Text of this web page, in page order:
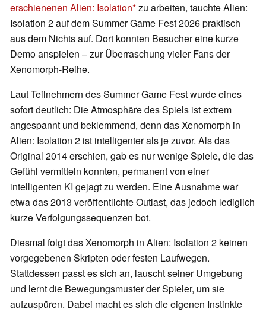
erschienenen Alien: Isolation zu arbeiten, tauchte Alien:
Isolation 2 auf dem Summer Game Fest 2026 praktisch
aus dem Nichts auf. Dort konnten Besucher eine kurze
Demo anspielen – zur Überraschung vieler Fans der
Xenomorph-Reihe.
Laut Teilnehmern des Summer Game Fest wurde eines
sofort deutlich: Die Atmosphäre des Spiels ist extrem
angespannt und beklemmend, denn das Xenomorph in
Alien: Isolation 2 ist intelligenter als je zuvor. Als das
Original 2014 erschien, gab es nur wenige Spiele, die das
Gefühl vermitteln konnten, permanent von einer
intelligenten KI gejagt zu werden. Eine Ausnahme war
etwa das 2013 veröffentlichte Outlast, das jedoch lediglich
kurze Verfolgungssequenzen bot.
Diesmal folgt das Xenomorph in Alien: Isolation 2 keinen
vorgegebenen Skripten oder festen Laufwegen.
Stattdessen passt es sich an, lauscht seiner Umgebung
und lernt die Bewegungsmuster der Spieler, um sie
aufzuspüren. Dabei macht es sich die eigenen Instinkte